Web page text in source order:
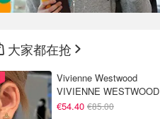
大家都在抢
Vivienne Westwood
VIVIENNE WESTWOOD
Nano Solitaire 耳环
€54.40 €85.00